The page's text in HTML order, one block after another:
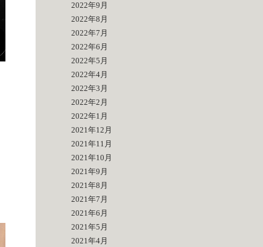
2022年9月
2022年8月
2022年7月
2022年6月
2022年5月
2022年4月
2022年3月
2022年2月
2022年1月
2021年12月
2021年11月
2021年10月
2021年9月
2021年8月
2021年7月
2021年6月
2021年5月
2021年4月